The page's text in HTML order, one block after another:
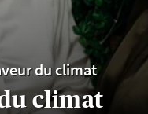
du climat
climat